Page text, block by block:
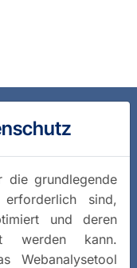
die grundlegende
erforderlich sind,
und deren
werden kann.
Webanalysetool